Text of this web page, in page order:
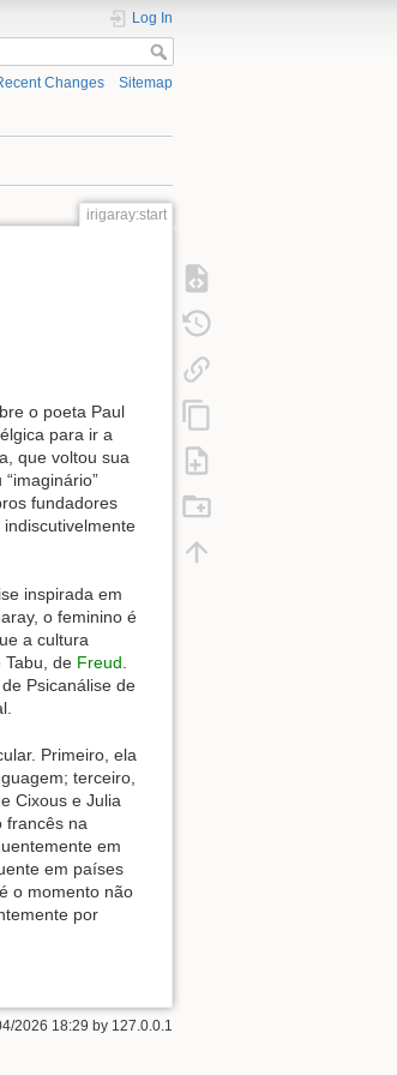
Log In
Changes Sitemap
irigaray:start
o poeta Paul
para ir a
que voltou sua
fundadores
indiscutivelmente
inspirada em
o feminino é
a cultura
de Freud.
Psicanálise de
Primeiro, ela
terceiro,
Cixous e Julia
francês na
em
em países
o momento não
por
2026 18:29 by 127.0.0.1